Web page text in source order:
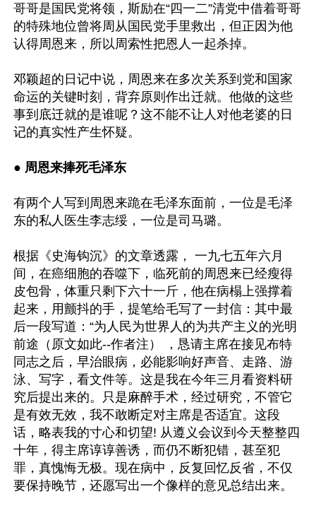
哥哥是国民党将领，斯励在“四一二”清党中借着哥哥
的特殊地位曾将周从国民党手里救出，但正因为他
认得周恩来，所以周索性把恩人一起杀掉。
邓颖超的日记中说，周恩来在多次关系到党和国家
命运的关键时刻，背弃原则作出迁就。他做的这些
事到底迁就的是谁呢？这不能不让人对他老婆的日
记的真实性产生怀疑。
● 周恩来捧死毛泽东
有两个人写到周恩来跪在毛泽东面前，一位是毛泽
东的私人医生李志绥，一位是司马璐。
根据《史海钩沉》的文章透露， 一九七五年六月
间，在癌细胞的吞噬下，临死前的周恩来已经瘦得
皮包骨，体重只剩下六十一斤，他在病榻上强撑着
起来，用颤抖的手，提笔给毛写了一封信：其中最
后一段写道：“为人民为世界人的为共产主义的光明
前途（原文如此--作者注） ，恳请主席在接见布特
同志之后，早治眼病，必能影响好声音、走路、游
泳、写字，看文件等。这是我在今年三月看资料研
究后提出来的。只是麻醉手术，经过研究，不管它
是有效无效，我不敢断定对主席是否适宜。这段
话，略表我的寸心和切望! 从遵义会议到今天整整四
十年，得主席谆谆善诱，而仍不断犯错，甚至犯
罪，真愧悔无极。现在病中，反复回忆反省，不仅
要保持晚节，还愿写出一个像样的意见总结出来。